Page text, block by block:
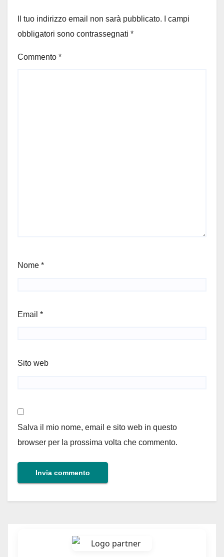
Il tuo indirizzo email non sarà pubblicato.
I campi
obbligatori sono contrassegnati *
Commento *
Nome *
Email *
Sito web
Salva il mio nome, email e sito web in questo
browser per la prossima volta che commento.